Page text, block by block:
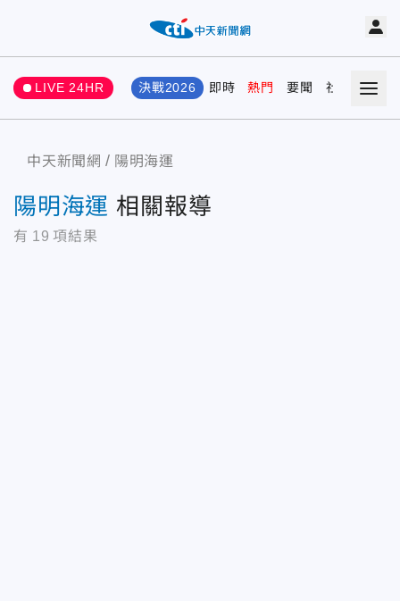
LIVE 24HR 決戰2026 即時 熱門 要聞 社會 娛樂
中天新聞網 陽明海運
陽明海運 相關報導
有 19 項結果